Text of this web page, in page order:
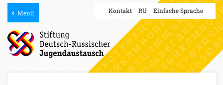
Menü Kontakt RU Einfache Sprache